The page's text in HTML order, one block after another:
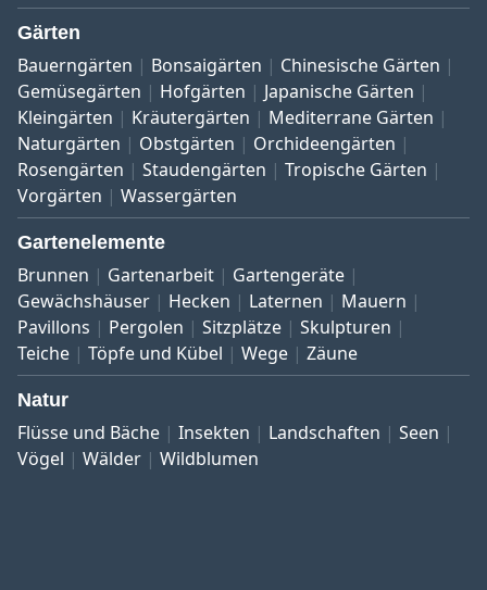
Gärten
Bauerngärten Bonsaigärten
Chinesische Gärten
Gemüsegärten
Hofgärten
Japanische Gärten
Kleingärten
Kräutergärten
Mediterrane Gärten
Naturgärten
Obstgärten
Orchideengärten
Rosengärten
Staudengärten
Tropische Gärten
Vorgärten
Wassergärten
Gartenelemente
Brunnen Gartenarbeit
Gartengeräte
Gewächshäuser
Hecken Laternen
Mauern
Pavillons
Pergolen Sitzplätze
Skulpturen
Teiche
Töpfe und Kübel Wege Zäune
Natur
Flüsse und Bäche Insekten Landschaften
Seen
Vögel
Wälder Wildblumen